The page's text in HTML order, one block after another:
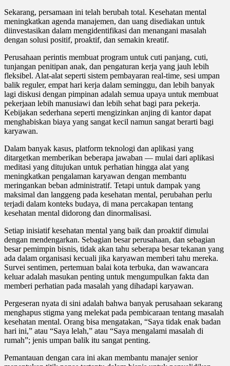
Sekarang, persamaan ini telah berubah total. Kesehatan mental
meningkatkan agenda manajemen, dan uang disediakan untuk
diinvestasikan dalam mengidentifikasi dan menangani masalah
dengan solusi positif, proaktif, dan semakin kreatif.
Perusahaan perintis membuat program untuk cuti panjang, cuti,
tunjangan penitipan anak, dan pengaturan kerja yang jauh lebih
fleksibel. Alat-alat seperti sistem pembayaran real-time, sesi umpan
balik reguler, empat hari kerja dalam seminggu, dan lebih banyak
lagi diskusi dengan pimpinan adalah semua upaya untuk membuat
pekerjaan lebih manusiawi dan lebih sehat bagi para pekerja.
Kebijakan sederhana seperti mengizinkan anjing di kantor dapat
menghabiskan biaya yang sangat kecil namun sangat berarti bagi
karyawan.
Dalam banyak kasus, platform teknologi dan aplikasi yang
ditargetkan memberikan beberapa jawaban — mulai dari aplikasi
meditasi yang ditujukan untuk perhatian hingga alat yang
meningkatkan pengalaman karyawan dengan membantu
meringankan beban administratif. Tetapi untuk dampak yang
maksimal dan langgeng pada kesehatan mental, perubahan perlu
terjadi dalam konteks budaya, di mana percakapan tentang
kesehatan mental didorong dan dinormalisasi.
Setiap inisiatif kesehatan mental yang baik dan proaktif dimulai
dengan mendengarkan. Sebagian besar perusahaan, dan sebagian
besar pemimpin bisnis, tidak akan tahu seberapa besar tekanan yang
ada dalam organisasi kecuali jika karyawan memberi tahu mereka.
Survei sentimen, pertemuan balai kota terbuka, dan wawancara
keluar adalah masukan penting untuk mengumpulkan fakta dan
memberi perhatian pada masalah yang dihadapi karyawan.
Pergeseran nyata di sini adalah bahwa banyak perusahaan sekarang
menghapus stigma yang melekat pada pembicaraan tentang masalah
kesehatan mental. Orang bisa mengatakan, “Saya tidak enak badan
hari ini,” atau “Saya lelah,” atau “Saya mengalami masalah di
rumah”; jenis umpan balik itu sangat penting.
Pemantauan dengan cara ini akan membantu manajer senior